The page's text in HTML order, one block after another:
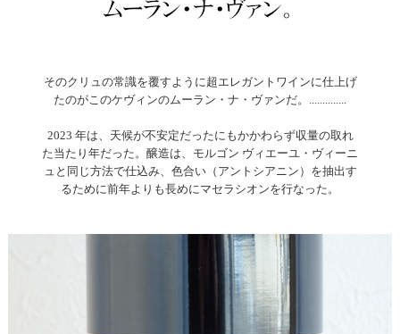
そのクリュの常識を覆すように超エレガントワインに仕上げ
たのがこのケヴィンのムーラン・ナ・ヴァンだ。..............
2023 年は、天候が不安定だったにもかかわらず収量の取れ
た当たり年だった。醸造は、モルゴン ヴィエーユ・ヴィーニ
ュと同じ方法で仕込み、色合い（アントシアニン）を抽出す
るために前年よりも長めにマセラシオンを行なった。